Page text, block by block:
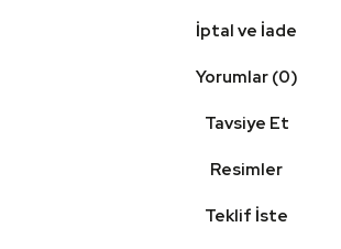
İptal ve İade
Yorumlar (0)
Tavsiye Et
Resimler
Teklif İste